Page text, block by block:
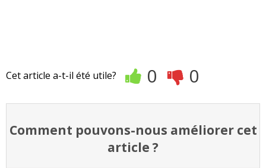
Cet article a-t-il été utile? 0 0
Comment pouvons-nous améliorer cet
article ?